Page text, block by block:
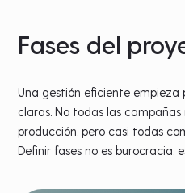
Fases del
Una gestión eficiente
claras. No todas las
producción, pero casi todas
Definir fases no es burocracia,